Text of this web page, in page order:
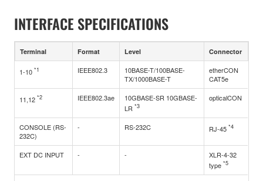
INTERFACE SPECIFICATIONS
Terminal Format Level Connector
1-10 *1 IEEE802.3
10BASE-T/100BASE-
TX/1000BASE-T
etherCON
CAT5e
11,12 *2 IEEE802.3ae
10GBASE-SR 10GBASE-
LR *3
opticalCON
CONSOLE (RS-
232C)
- RS-232C RJ-45 *4
EXT DC INPUT - -
XLR-4-32
type *5